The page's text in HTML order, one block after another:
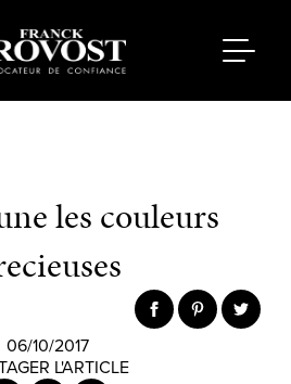
les couleurs
06/10/2017
L'ARTICLE